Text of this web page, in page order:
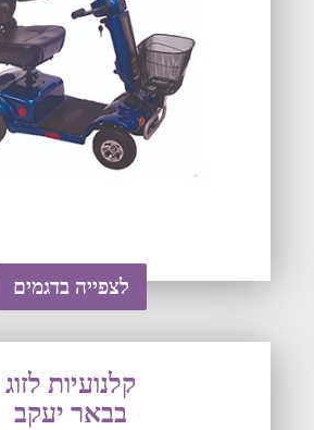
לצפייה בדגמים
קלנועיות לזוג
בבאר יעקב